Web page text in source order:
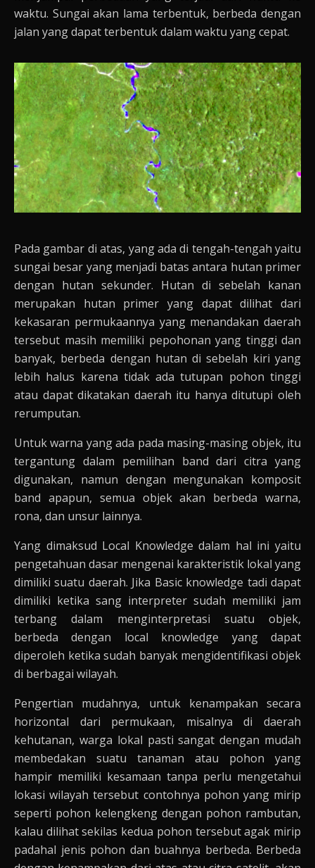
waktu. Sungai akan lama terbentuk, berbeda dengan
jalan yang dapat terbentuk dalam waktu yang cepat.
Pada gambar di atas, yang ada di tengah-tengah yaitu
sungai besar yang menjadi batas antara hutan primer
dengan hutan sekunder. Hutan di sebelah kanan
merupakan hutan primer yang dapat dilihat dari
kekasaran permukaannya yang menandakan daerah
tersebut masih memiliki pepohonan yang tinggi dan
banyak, berbeda dengan hutan di sebelah kiri yang
lebih halus karena tidak ada tutupan pohon tinggi
atau dapat dikatakan daerah itu hanya ditutupi oleh
rerumputan.
Untuk warna yang ada pada masing-masing objek, itu
tergantung dalam pemilihan band dari citra yang
digunakan, namun dengan mengunakan komposit
band apapun, semua objek akan berbeda warna,
rona, dan unsur lainnya.
Yang dimaksud Local Knowledge dalam hal ini yaitu
pengetahuan dasar mengenai karakteristik lokal yang
dimiliki suatu daerah. Jika Basic knowledge tadi dapat
dimiliki ketika sang interpreter sudah memiliki jam
terbang dalam menginterpretasi suatu objek,
berbeda dengan local knowledge yang dapat
diperoleh ketika sudah banyak mengidentifikasi objek
di berbagai wilayah.
Pengertian mudahnya, untuk kenampakan secara
horizontal dari permukaan, misalnya di daerah
kehutanan, warga lokal pasti sangat dengan mudah
membedakan suatu tanaman atau pohon yang
hampir memiliki kesamaan tanpa perlu mengetahui
lokasi wilayah tersebut contohnya pohon yang mirip
seperti pohon kelengkeng dengan pohon rambutan,
kalau dilihat sekilas kedua pohon tersebut agak mirip
padahal jenis pohon dan buahnya berbeda. Berbeda